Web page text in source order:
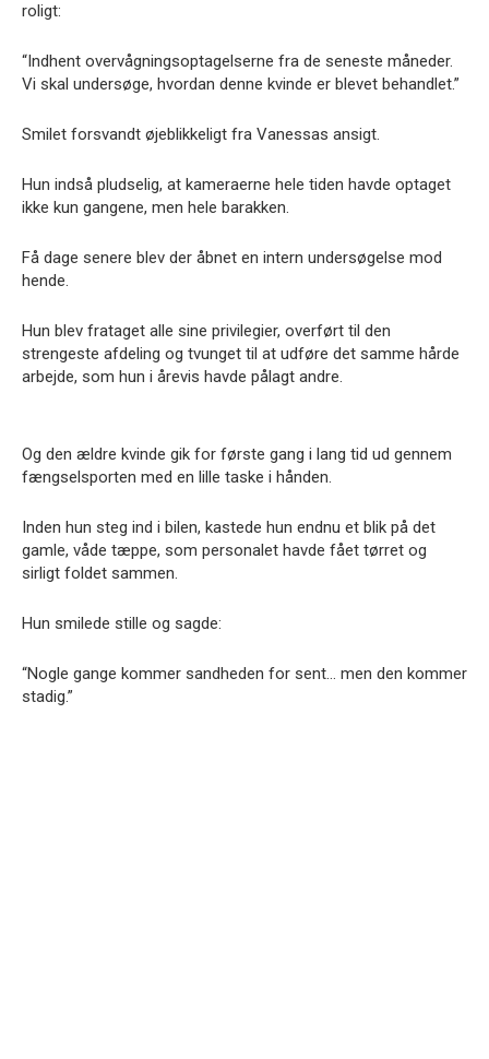
roligt:
“Indhent overvågningsoptagelserne fra de seneste måneder.
Vi skal undersøge, hvordan denne kvinde er blevet behandlet.”
Smilet forsvandt øjeblikkeligt fra Vanessas ansigt.
Hun indså pludselig, at kameraerne hele tiden havde optaget
ikke kun gangene, men hele barakken.
Få dage senere blev der åbnet en intern undersøgelse mod
hende.
Hun blev frataget alle sine privilegier, overført til den
strengeste afdeling og tvunget til at udføre det samme hårde
arbejde, som hun i årevis havde pålagt andre.
Og den ældre kvinde gik for første gang i lang tid ud gennem
fængselsporten med en lille taske i hånden.
Inden hun steg ind i bilen, kastede hun endnu et blik på det
gamle, våde tæppe, som personalet havde fået tørret og
sirligt foldet sammen.
Hun smilede stille og sagde:
“Nogle gange kommer sandheden for sent… men den kommer
stadig.”